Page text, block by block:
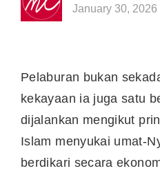
January 30, 2026
Pelaburan bukan
kekayaan ia juga satu
dijalankan mengikut
Islam menyukai umat-
berdikari secara